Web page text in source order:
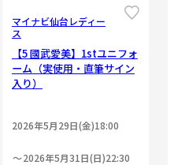
マイナビ仙台レディー
ス
【5 國武愛美】1stユニフォ
ーム（実使用・直筆サイン
入り）
2026年5月29日(金)18:00
2026年5月31日(日)22:30